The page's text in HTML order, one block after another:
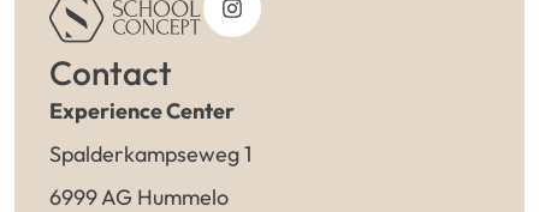
Contact
Experience Center
Spalderkampseweg 1
6999 AG Hummelo